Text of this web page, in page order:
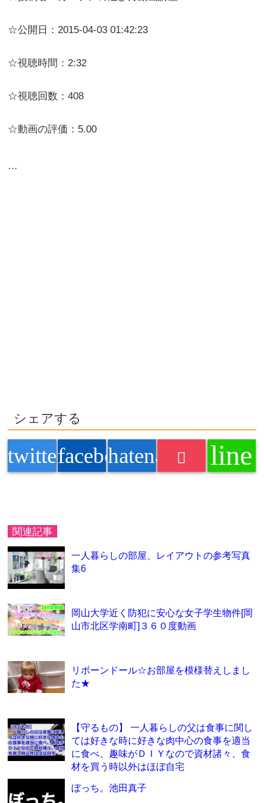
☆公開日：2015-04-03 01:42:23
☆視聴時間：2:32
☆視聴回数：408
☆動画の評価：5.00
…
シェアする
twitterfacebookhatenabookmark
line
関連記事
一人暮らしの部屋、レイアウトの参考写真
集6
岡山大学近く防犯に安心な女子学生物件[岡
山市北区学南町]３６０度動画
リボーンドール☆お部屋を模様替えしまし
た★
【守るもの】 一人暮らしの父は食事に関し
ては好きな時に好きな肉中心の食事を適当
に食べ、趣味がＤＩＹなので資材諸々、食
材を買う時以外はほぼ自宅
ぼっち。池田真子